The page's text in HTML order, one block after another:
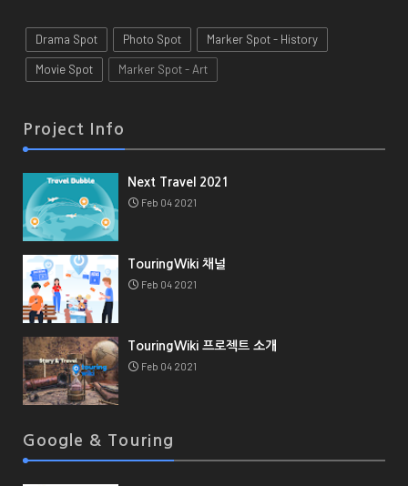
Drama Spot Photo Spot Marker Spot - History
Movie Spot Marker Spot - Art
Project Info
Next Travel 2021
Feb 04 2021
TouringWiki 채널
Feb 04 2021
TouringWiki 프로젝트 소개
Feb 04 2021
Google & Touring